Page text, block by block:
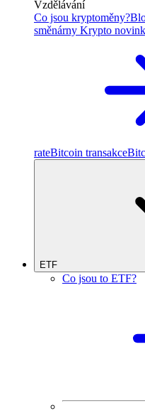
Vzdělávání
Co jsou kryptoměny?
směnárny Krypto
rateBitcoin transakce
ETF
Co jsou to ETF?